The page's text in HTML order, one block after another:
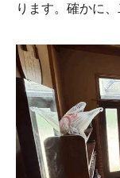
ります。確かに